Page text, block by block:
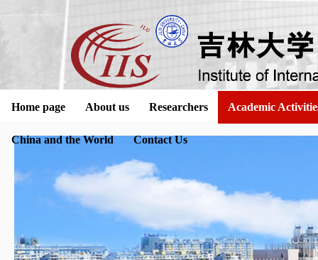
Home page About us Researchers Academic
China and the World Contact Us